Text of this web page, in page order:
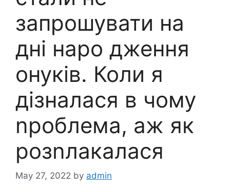
запрошувати на
дні наро дження
онуків. Коли я
дізналася в чому
nроблема, аж як
розnлакалася
May 27, 2022 by admin